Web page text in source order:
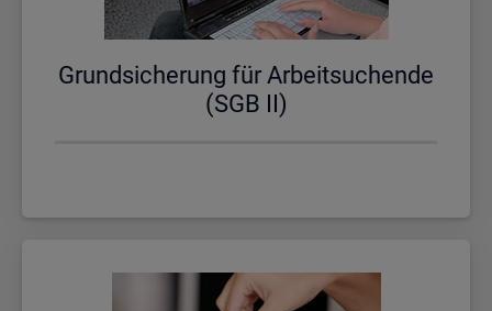
Grund­si­che­rung für Ar­beit­su­chen­de
(SGB II)